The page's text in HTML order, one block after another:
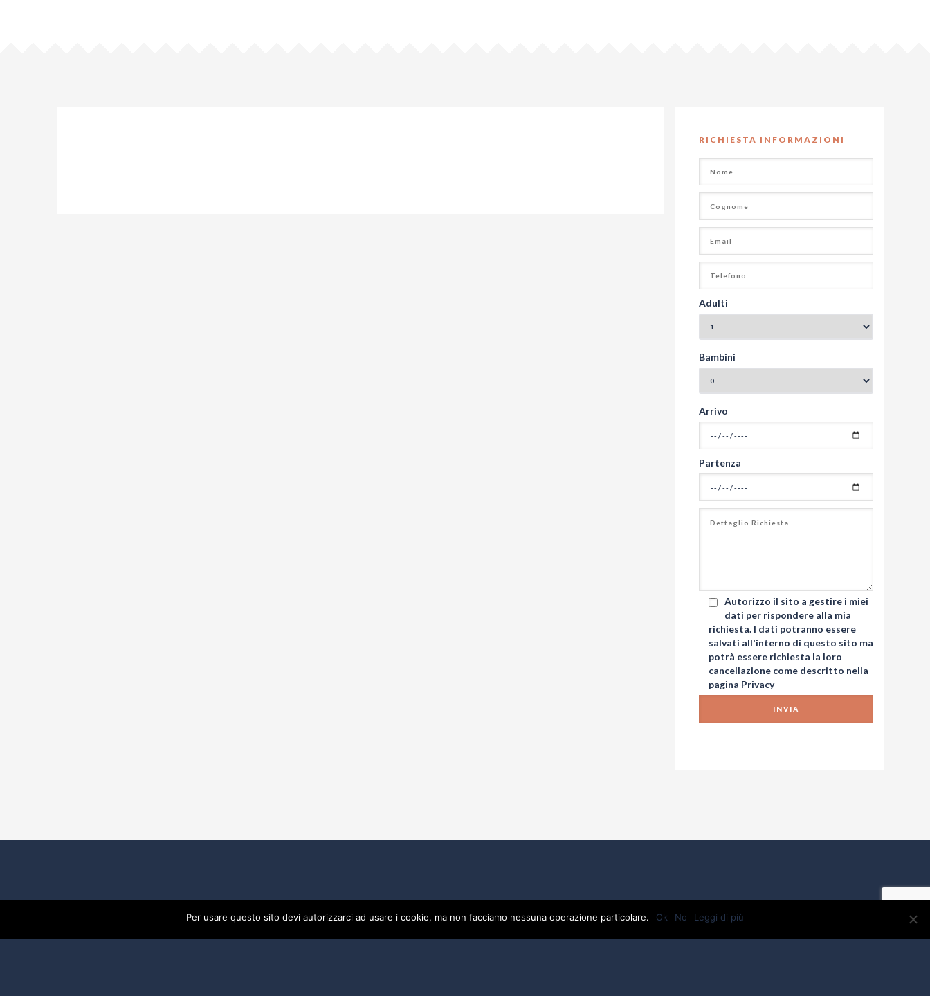
RICHIESTA INFORMAZIONI
Adulti
Bambini
Arrivo
Partenza
Autorizzo il sito a gestire i miei
dati per rispondere alla mia
richiesta. I dati potranno essere
salvati all'interno di questo sito ma
potrà essere richiesta la loro
cancellazione come descritto nella
pagina Privacy
Per usare questo sito devi autorizzarci ad usare i cookie, ma non facciamo nessuna operazione particolare. Ok No Leggi di più